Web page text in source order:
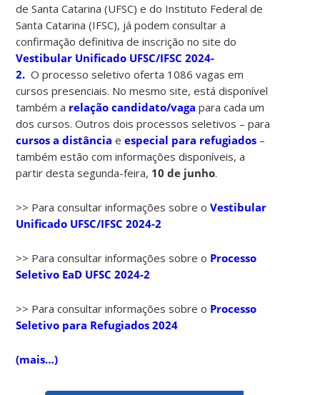
de Santa Catarina (UFSC) e do Instituto Federal de
Santa Catarina (IFSC), já podem consultar a
confirmação definitiva de inscrição no site do
Vestibular Unificado UFSC/IFSC 2024-
2. O processo seletivo oferta 1086 vagas em
cursos presenciais. No mesmo site, está disponível
também a relação candidato/vaga para cada um
dos cursos. Outros dois processos seletivos – para
cursos a distância eespecial para refugiados –
também estão com informações disponíveis, a
partir desta segunda-feira, 10 de junho.
>> Para consultar informações sobre oVestibular
Unificado UFSC/IFSC 2024-2
>> Para consultar informações sobre o Processo
Seletivo EaD UFSC 2024-2
>> Para consultar informações sobre o Processo
Seletivo para Refugiados 2024
(mais…)